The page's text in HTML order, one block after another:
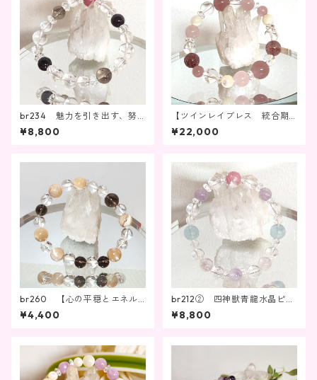
br234 魅力を引き出す、努
力を成功へ導く
¥8,800
【ツインレイブレス 統合期
②】br197
¥22,000
br260 【心の平穏とエネル
ギーの調和】
¥4,400
br212② 四神獣青龍水晶ピン
ク彫・ラベンダーアメジス
ト・アクアマリン・ローズク
¥8,800